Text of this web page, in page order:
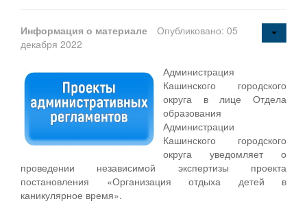
Информация о материале
Опубликовано: 05
декабря 2022
Администрация
Кашинского городского
округа в лице Отдела
образования
Администрации
Кашинского городского
округа уведомляет о
проведении независимой экспертизы проекта
постановления «Организация отдыха детей в
каникулярное время».